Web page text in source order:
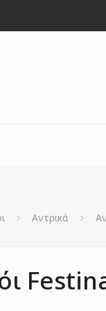
Αντρικά